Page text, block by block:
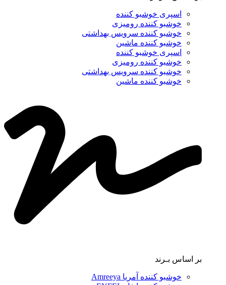
اسپری خوشبو کننده
خوشبو کننده رومیزی
خوشبو کننده سرویس بهداشتی
خوشبو کننده ماشین
اسپری خوشبو کننده
خوشبو کننده رومیزی
خوشبو کننده سرویس بهداشتی
خوشبو کننده ماشین
بر اساس بـرند
خوشبو کننده آمریا Amreeya